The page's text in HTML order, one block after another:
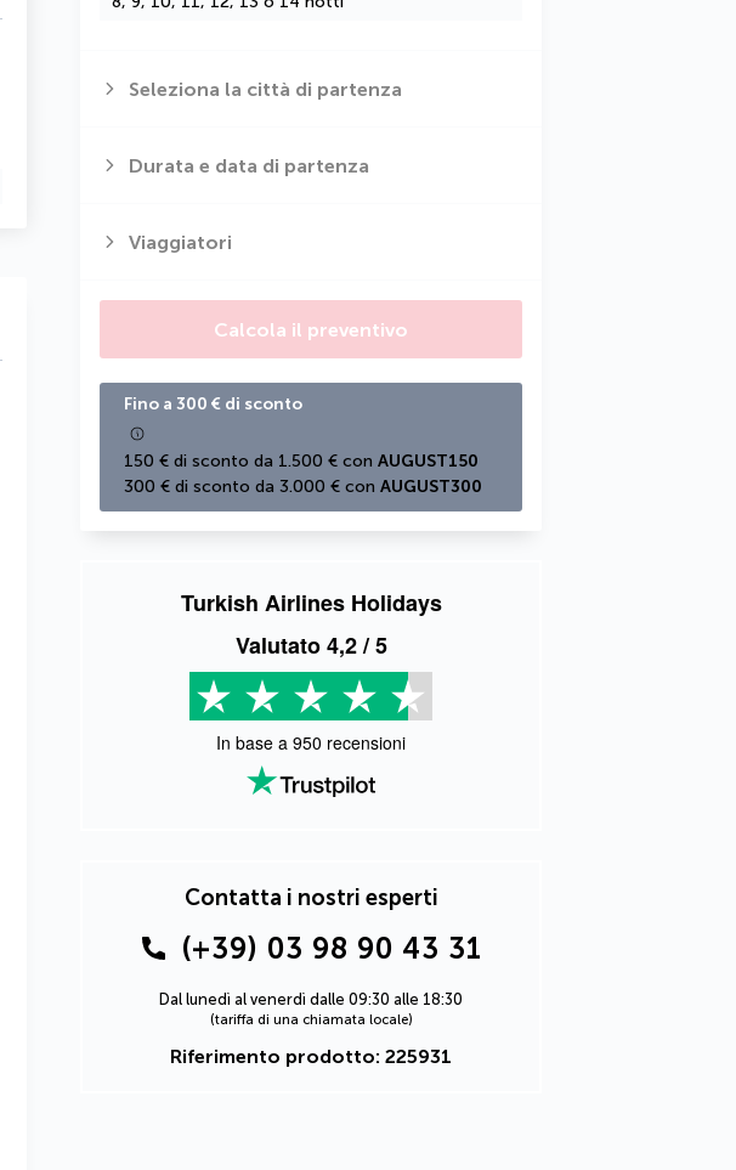
Seleziona la città di partenza
Durata e data di partenza
Viaggiatori
Calcola il preventivo
Fino a 300 € di sconto
150 € di sconto da 1.500 € con AUGUST150
300 € di sconto da 3.000 € con AUGUST300
Turkish Airlines Holidays
Valutato4,2/ 5
In base a 950 recensioni
Contatta i nostri esperti
(+39) 03 98 90 43 31
Dal lunedì al venerdì dalle 09:30 alle 18:30
(tariffa di una chiamata locale)
Riferimento prodotto: 225931